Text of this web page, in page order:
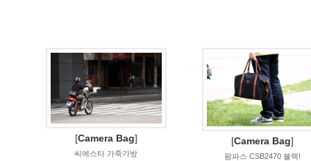
[Camera Bag]
씨에스타 가죽가방
[Camera Bag]
팜파스 CSB2470 블랙!